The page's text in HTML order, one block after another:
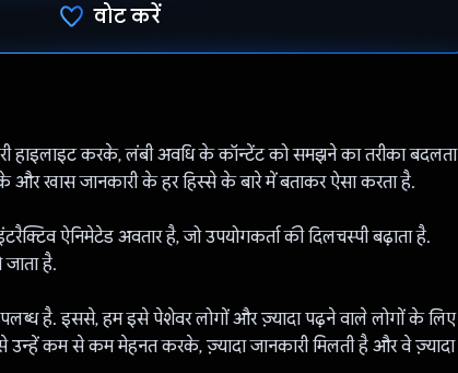
वोट करें
हाइलाइट करके, लंबी अवधि के कॉन्टेंट को समझने का तरीका बदलता
और खास जानकारी के हर हिस्से के बारे में बताकर ऐसा करता है.
ऐनिमेटेड अवतार है, जो उपयोगकर्ता की दिलचस्पी बढ़ाता है.
है.
है. इससे, हम इसे पेशेवर लोगों और ज़्यादा पढ़ने वाले लोगों के लिए
कम से कम मेहनत करके, ज़्यादा जानकारी मिलती है और वे ज़्यादा